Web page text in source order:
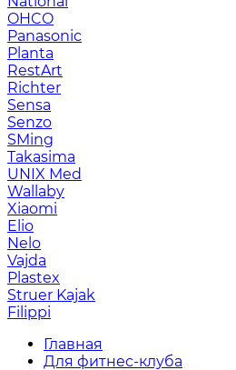
OHCO
Panasonic
Planta
RestArt
Richter
Sensa
Senzo
SMing
Takasima
UNIX Med
Wallaby
Xiaomi
Elio
Nelo
Vajda
Plastex
Struer Kajak
Filippi
Главная
Для фитнес-клуба